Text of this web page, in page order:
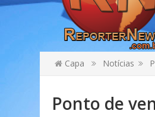
Capa Notícias
Ponto de